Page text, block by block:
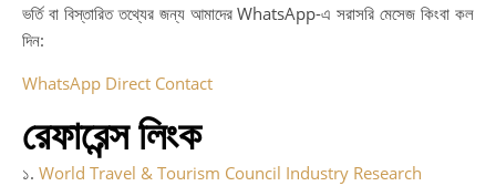
ভর্তি বা বিস্তারিত তথ্যের জন্য আমাদের WhatsApp-এ সরাসরি মেসেজ কিংবা কল
দিন:
WhatsApp Direct Contact
রেফারেন্স লিংক
১. World Travel & Tourism Council Industry Research